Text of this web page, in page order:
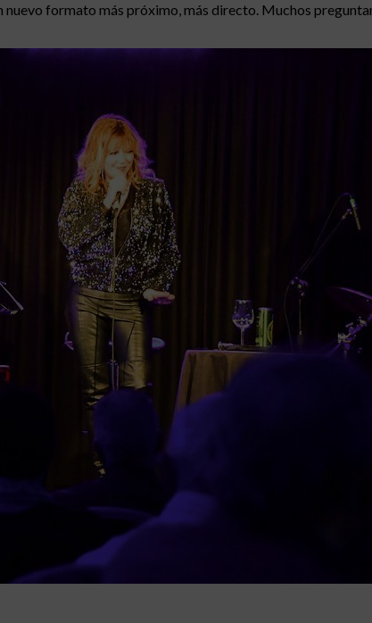
formato más próximo, más directo. Muchos